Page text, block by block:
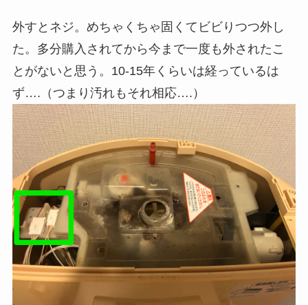
外すとネジ。めちゃくちゃ固くてビビりつつ外し
た。多分購入されてから今まで一度も外されたこ
とがないと思う。10-15年くらいは経っているは
ず….（つまり汚れもそれ相応….）